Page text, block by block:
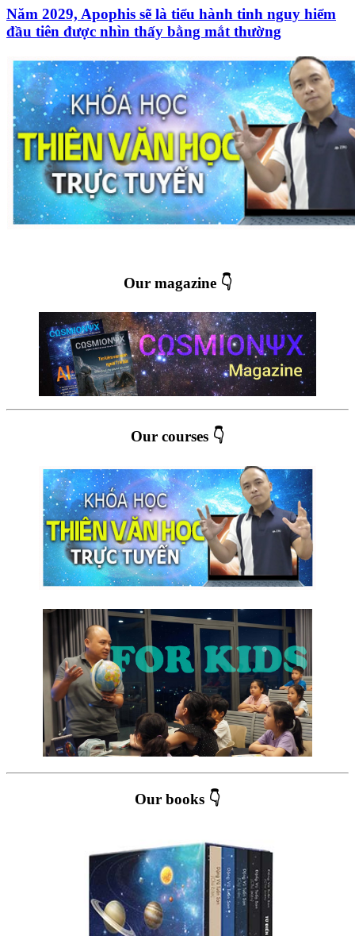
Năm 2029, Apophis sẽ là tiểu hành tinh nguy hiểm
đầu tiên được nhìn thấy bằng mắt thường
Our magazine 👇
Our courses 👇
Our books 👇